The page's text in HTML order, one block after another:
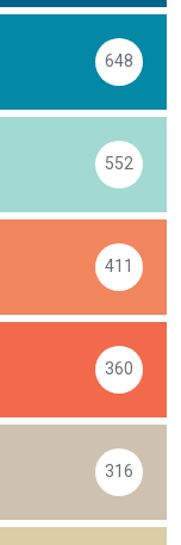
648
552
411
360
316